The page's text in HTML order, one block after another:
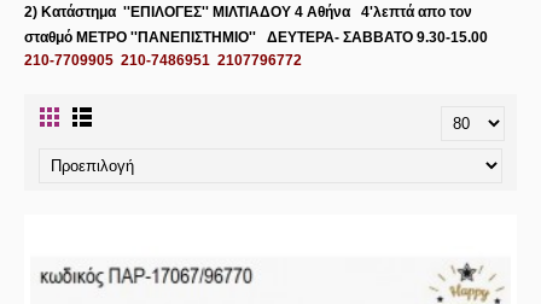
2) Κατάστημα ''ΕΠΙΛΟΓΕΣ'' ΜΙΛΤΙΑΔΟΥ 4 Αθήνα 4'λεπτά απο τον
σταθμό ΜΕΤΡΟ ''ΠΑΝΕΠΙΣΤΗΜΙΟ'' ΔΕΥΤΕΡΑ- ΣΑΒΒΑΤΟ 9.30-15.00
210-7709905 210-7486951 2107796772